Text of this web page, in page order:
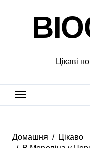
Цікаві
Домашня
Цікаво